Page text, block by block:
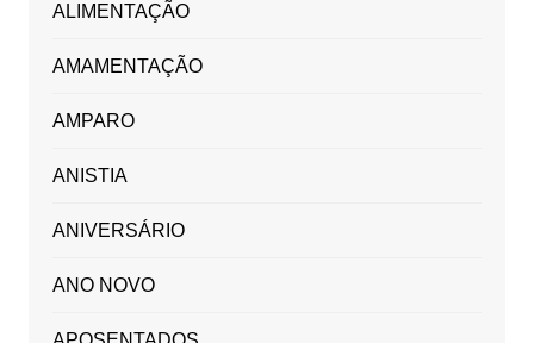
ALIMENTAÇÃO
AMAMENTAÇÃO
AMPARO
ANISTIA
ANIVERSÁRIO
ANO NOVO